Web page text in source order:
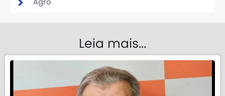
Agro
Leia mais...